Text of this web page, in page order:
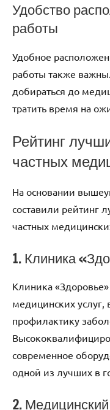
Удобство
работы
Удобное
работы также
добираться до
тратить время на
Рейтинг
частных
На основании
составили рейтинг
частных
1. Клиника
Клиника
медицинских услуг,
профилактику
современное
одной из лучших в
2.